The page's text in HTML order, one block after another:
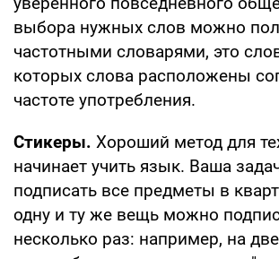
выбора нужных слов можно
частотными словарями, это
которых слова расположены
частоте употребления.
Стикеры. Хороший метод для
начинает учить язык. Ваша
подписать все предметы в
одну и ту же вещь можно
несколько раз: например, на